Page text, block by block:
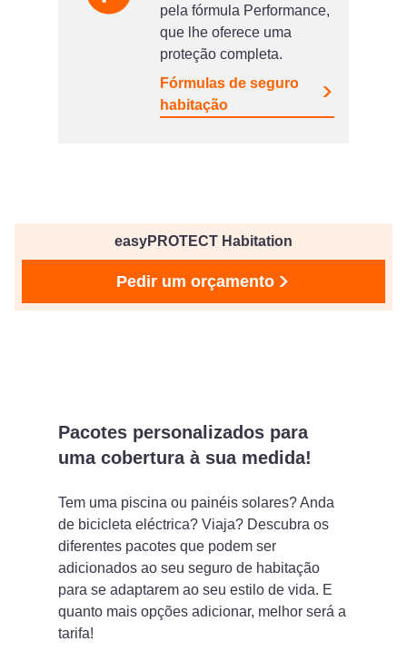
pela fórmula Performance,
que lhe oferece uma
proteção completa.
Fórmulas de seguro
habitação
easyPROTECT Habitation
Pedir um orçamento
Pacotes personalizados para
uma cobertura à sua medida!
Tem uma piscina ou painéis solares? Anda
de bicicleta eléctrica? Viaja? Descubra os
diferentes pacotes que podem ser
adicionados ao seu seguro de habitação
para se adaptarem ao seu estilo de vida. E
quanto mais opções adicionar, melhor será a
tarifa!